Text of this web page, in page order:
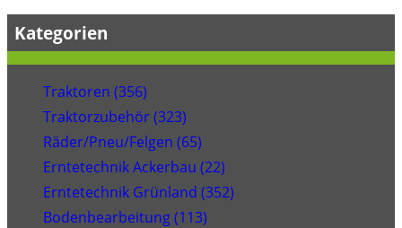
Kategorien
Traktoren (356)
Traktorzubehör (323)
Räder/Pneu/Felgen (65)
Erntetechnik Ackerbau (22)
Erntetechnik Grünland (352)
Bodenbearbeitung (113)